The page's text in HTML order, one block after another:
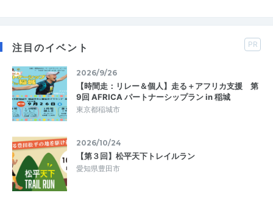
注目のイベント PR
2026/9/26
【時間走：リレー＆個人】走る＋アフリカ支援 第
9回 AFRICA パートナーシップラン in 稲城
東京都稲城市
2026/10/24
【第３回】松平天下トレイルラン
愛知県豊田市